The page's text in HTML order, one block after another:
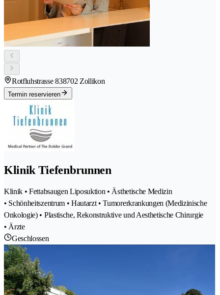
Rotfluhstrasse 838702 Zollikon
Termin reservieren
Klinik Tiefenbrunnen
Klinik • Fettabsaugen Liposuktion • Ästhetische Medizin
• Schönheitszentrum • Hautarzt • Tumorerkrankungen (Medizinische
Onkologie) • Plastische, Rekonstruktive und Aesthetische Chirurgie
• Ärzte
Geschlossen